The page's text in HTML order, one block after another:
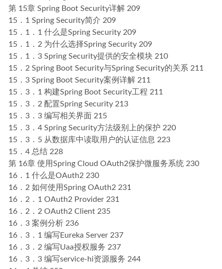
第 15章 Spring Boot Security详解 209
15．1 Spring Security简介 209
15．1．1 什么是Spring Security 209
15．1．2 为什么选择Spring Security 209
15．1．3 Spring Security提供的安全模块 210
15．2 Spring Boot Security与Spring Security的关系 211
15．3 Spring Boot Security案例详解 211
15．3．1 构建Spring Boot Security工程 211
15．3．2 配置Spring Security 213
15．3．3 编写相关界面 215
15．3．4 Spring Security方法级别上的保护 220
15．3．5 从数据库中读取用户的认证信息 223
15．4 总结 228
第 16章 使用Spring Cloud OAuth2保护微服务系统 230
16．1 什么是OAuth2 230
16．2 如何使用Spring OAuth2 231
16．2．1 OAuth2 Provider 231
16．2．2 OAuth2 Client 235
16．3 案例分析 236
16．3．1 编写Eureka Server 237
16．3．2 编写Uaa授权服务 237
16．3．3 编写service-hi资源服务 244